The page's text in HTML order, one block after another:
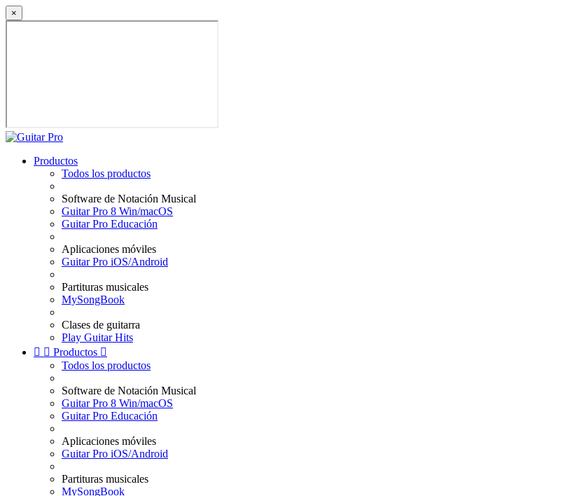
×
Productos
Todos los productos
Software de Notación Musical
Guitar Pro 8 Win/macOS
Guitar Pro Educación
Aplicaciones móviles
Guitar Pro iOS/Android
Partituras musicales
MySongBook
Clases de guitarra
Play Guitar Hits
  Productos 
Todos los productos
Software de Notación Musical
Guitar Pro 8 Win/macOS
Guitar Pro Educación
Aplicaciones móviles
Guitar Pro iOS/Android
Partituras musicales
MySongBook